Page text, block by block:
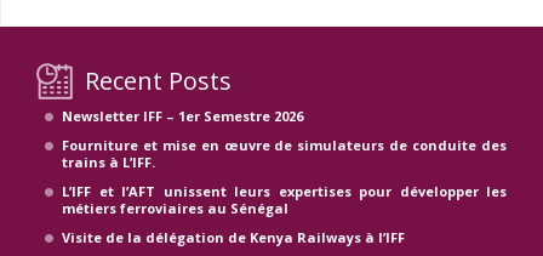
Recent Posts
Newsletter IFF – 1er Semestre 2026
Fourniture et mise en œuvre de simulateurs de conduite des
trains à L’IFF.
L’IFF et l’AFT unissent leurs expertises pour développer les
métiers ferroviaires au Sénégal
Visite de la délégation de Kenya Railways à l’IFF